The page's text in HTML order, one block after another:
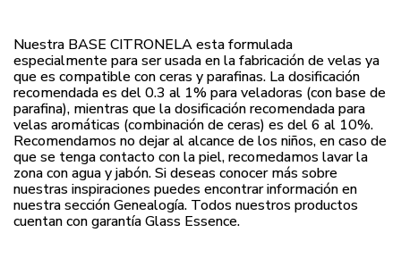
Nuestra BASE CITRONELA esta formulada
especialmente para ser usada en la fabricación de velas ya
que es compatible con ceras y parafinas. La dosificación
recomendada es del 0.3 al 1% para veladoras (con base de
parafina), mientras que la dosificación recomendada para
velas aromáticas (combinación de ceras) es del 6 al 10%.
Recomendamos no dejar al alcance de los niños, en caso de
que se tenga contacto con la piel, recomedamos lavar la
zona con agua y jabón. Si deseas conocer más sobre
nuestras inspiraciones puedes encontrar información en
nuestra sección Genealogía. Todos nuestros productos
cuentan con garantía Glass Essence.